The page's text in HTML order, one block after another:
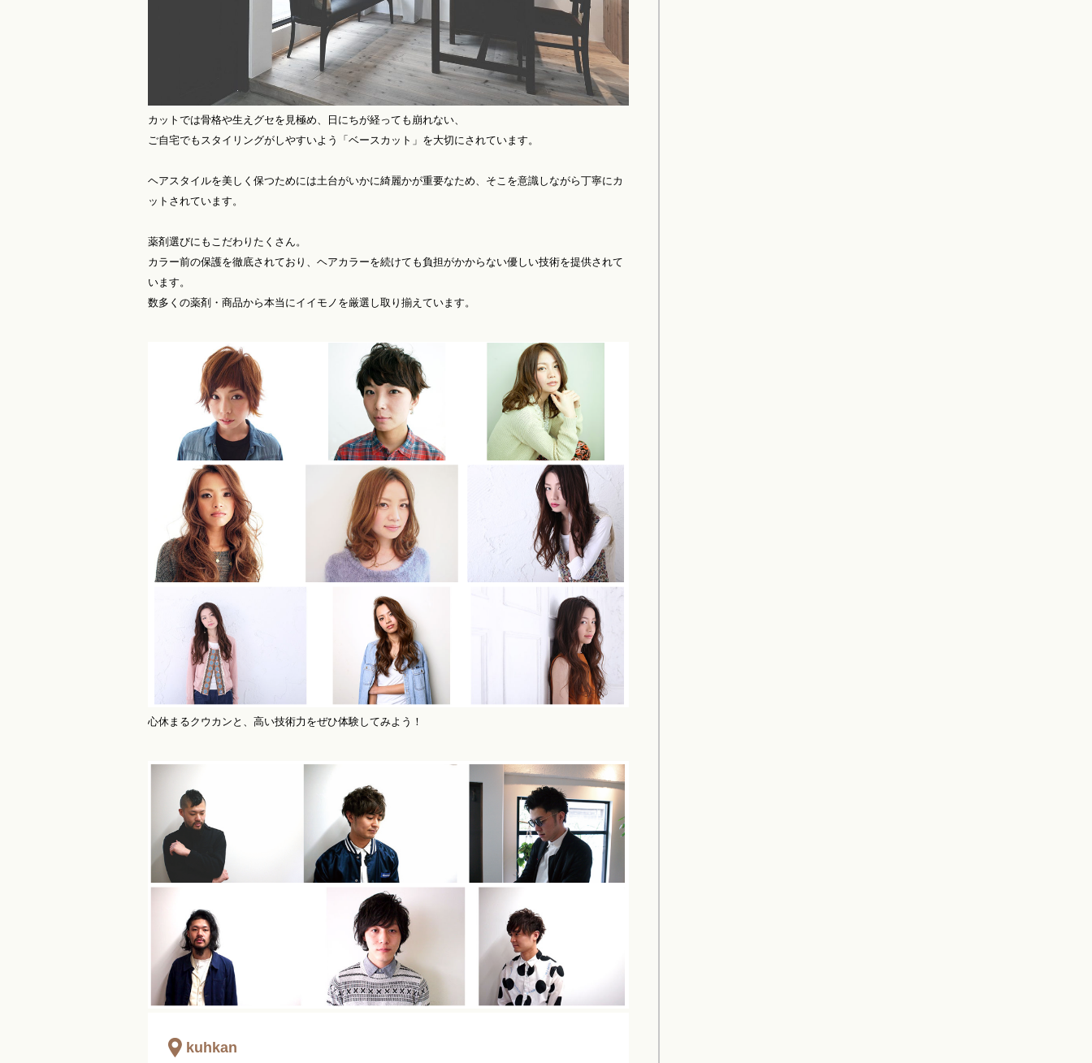
カットでは骨格や生えグセを見極め、日にちが経っても崩れない、
ご自宅でもスタイリングがしやすいよう「ベースカット」を大切にされています。
ヘアスタイルを美しく保つためには土台がいかに綺麗かが重要なため、そこを意識しながら丁寧にカ
ットされています。
薬剤選びにもこだわりたくさん。
カラー前の保護を徹底されており、ヘアカラーを続けても負担がかからない優しい技術を提供されて
います。
数多くの薬剤・商品から本当にイイモノを厳選し取り揃えています。
心休まるクウカンと、高い技術力をぜひ体験してみよう！
kuhkan